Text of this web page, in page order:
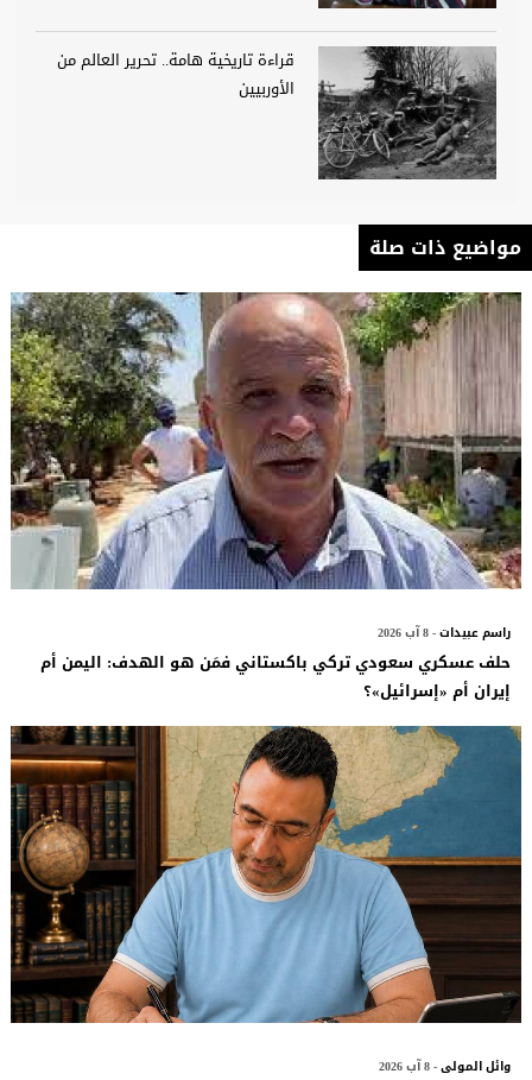
قراءة تاريخية هامة.. تحرير العالم من
الأوربيين
مواضيع ذات صلة
راسم عبيدات- 8 آب 2026
حلف عسكري سعودي تركي باكستاني فمَن هو الهدف: اليمن أم
إيران أم «إسرائيل»؟
وائل المولى- 8 آب 2026